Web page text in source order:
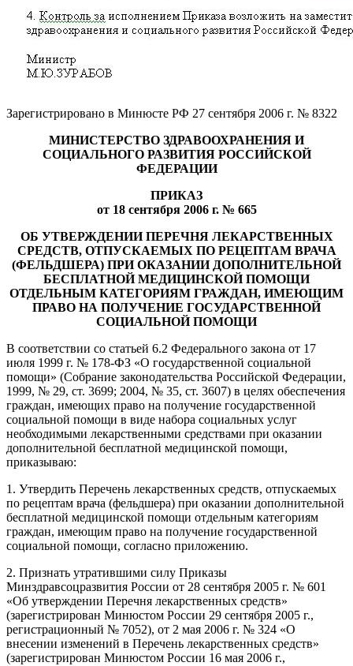
Зарегистрировано в Минюсте РФ 27 сентября 2006 г. № 8322
МИНИСТЕРСТВО ЗДРАВООХРАНЕНИЯ И
СОЦИАЛЬНОГО РАЗВИТИЯ РОССИЙСКОЙ
ФЕДЕРАЦИИ
ПРИКАЗ
от 18 сентября 2006 г. № 665
ОБ УТВЕРЖДЕНИИ ПЕРЕЧНЯ ЛЕКАРСТВЕННЫХ
СРЕДСТВ, ОТПУСКАЕМЫХ ПО РЕЦЕПТАМ ВРАЧА
(ФЕЛЬДШЕРА) ПРИ ОКАЗАНИИ ДОПОЛНИТЕЛЬНОЙ
БЕСПЛАТНОЙ МЕДИЦИНСКОЙ ПОМОЩИ
ОТДЕЛЬНЫМ КАТЕГОРИЯМ ГРАЖДАН, ИМЕЮЩИМ
ПРАВО НА ПОЛУЧЕНИЕ ГОСУДАРСТВЕННОЙ
СОЦИАЛЬНОЙ ПОМОЩИ
В соответствии со статьей 6.2 Федерального закона от 17
июля 1999 г. № 178-ФЗ «О государственной социальной
помощи» (Собрание законодательства Российской Федерации,
1999, № 29, ст. 3699; 2004, № 35, ст. 3607) в целях обеспечения
граждан, имеющих право на получение государственной
социальной помощи в виде набора социальных услуг
необходимыми лекарственными средствами при оказании
дополнительной бесплатной медицинской помощи,
приказываю:
1. Утвердить Перечень лекарственных средств, отпускаемых
по рецептам врача (фельдшера) при оказании дополнительной
бесплатной медицинской помощи отдельным категориям
граждан, имеющим право на получение государственной
социальной помощи, согласно приложению.
2. Признать утратившими силу Приказы
Минздравсоцразвития России от 28 сентября 2005 г. № 601
«Об утверждении Перечня лекарственных средств»
(зарегистрирован Минюстом России 29 сентября 2005 г.,
регистрационный № 7052), от 2 мая 2006 г. № 324 «О
внесении изменений в Перечень лекарственных средств»
(зарегистрирован Минюстом России 16 мая 2006 г.,